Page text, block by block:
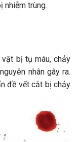
nhiễm trùng.
bị tụ máu, chảy
nhân gây ra.
đề vết cắt bị chảy